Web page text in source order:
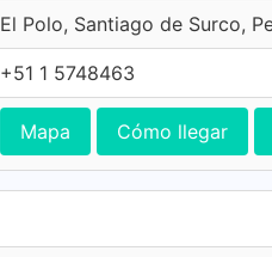
El Polo, Santiago de Surco,
+51 1 5748463
Mapa Cómo llegar